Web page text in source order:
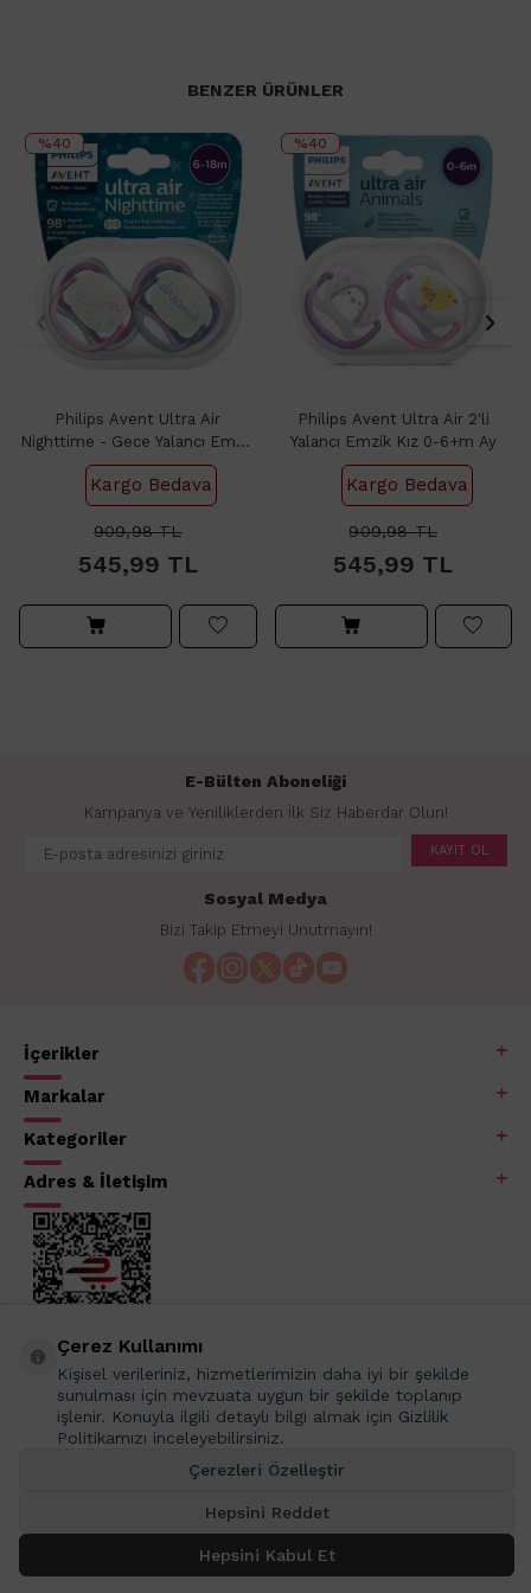
SEPETE EKLE
BENZER ÜRÜNLER
%40
Philips Avent Ultra Air
Nighttime - Gece Yalancı Emzik
6-18 Ay Kız 2'li
Kargo Bedava
909,98TL
545,99 TL
%40
Philips Avent Ultra Air 2'li
Yalancı Emzik Kız 0-6+m Ay
Kargo Bedava
909,98TL
545,99 TL
E-Bülten Aboneliği
Kampanya ve Yeniliklerden İlk Siz Haberdar Olun!
KAYIT OL
Sosyal Medya
Bizi Takip Etmeyi Unutmayın!
İçerikler
Markalar
Kategoriler
Adres & İletişim
Çerez Kullanımı
Kişisel verileriniz, hizmetlerimizin daha iyi bir şekilde
sunulması için mevzuata uygun bir şekilde toplanıp
işlenir. Konuyla ilgili detaylı bilgi almak için Gizlilik
Politikamızı inceleyebilirsiniz.
Çerezleri Özelleştir
Hepsini Reddet
Hepsini Kabul Et